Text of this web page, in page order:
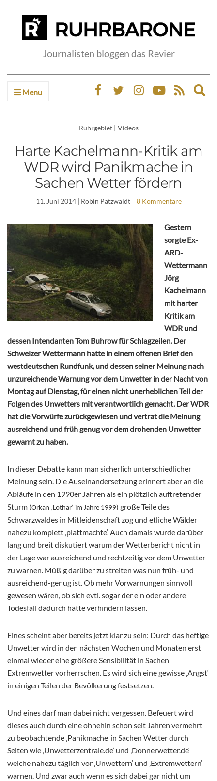
Journalisten bloggen das Revier
Menu
Ruhrgebiet | Videos
Harte Kachelmann-Kritik am
WDR wird Panikmache in
Sachen Wetter fördern
11. Juni 2014| Robin Patzwaldt 8 Kommentare
Gestern
sorgte Ex-
ARD-
Wettermann
Jörg
Kachelmann
mit harter
Kritik am
WDR und
dessen Intendanten Tom Buhrow für Schlagzeilen. Der
Schweizer Wettermann hatte in einem offenen Brief den
westdeutschen Rundfunk, und dessen seiner Meinung nach
unzureichende Warnung vor dem Unwetter in der Nacht von
Montag auf Dienstag, für einen nicht unerheblichen Teil der
Folgen des Unwetters mit verantwortlich gemacht. Der WDR
hat die Vorwürfe zurückgewiesen und vertrat die Meinung
ausreichend und früh genug vor dem drohenden Unwetter
gewarnt zu haben.
In dieser Debatte kann man sicherlich unterschiedlicher
Meinung sein. Die Auseinandersetzung erinnert aber an die
Abläufe in den 1990er Jahren als ein plötzlich auftretender
Sturm (Orkan ‚Lothar‘ im Jahre 1999) große Teile des
Schwarzwaldes in Mitleidenschaft zog und etliche Wälder
nahezu komplett ‚plattmachte‘. Auch damals wurde darüber
lang und breit diskutiert warum der Wetterbericht nicht in
der Lage war ausreichend und rechtzeitig vor dem Unwetter
zu warnen. Müßig darüber zu streiten was nun früh- und
ausreichend-genug ist. Ob mehr Vorwarnungen sinnvoll
gewesen wären, ob sich evtl. sogar der ein oder andere
Todesfall dadurch hätte verhindern lassen.
Eines scheint aber bereits jetzt klar zu sein: Durch das heftige
Unwetter wird in den nächsten Wochen und Monaten erst
einmal wieder eine größere Sensibilität in Sachen
Extremwetter vorherrschen. Es wird sich eine gewisse ‚Angst‘
in einigen Teilen der Bevölkerung festsetzen.
Und eines darf man dabei nicht vergessen. Befeuert wird
dieses auch durch eine ohnehin schon seit Jahren vermehrt
zu beobachtende ‚Panikmache‘ in Sachen Wetter durch
Seiten wie ‚Unwetterzentrale.de‘ und ‚Donnerwetter.de‘
welche nahezu täglich vor ‚Unwettern‘ und ‚Extremwettern‘
warnen. Und zwar auch wenn es sich dabei gar nicht um